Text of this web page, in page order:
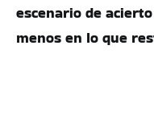
escenario de
menos en lo que